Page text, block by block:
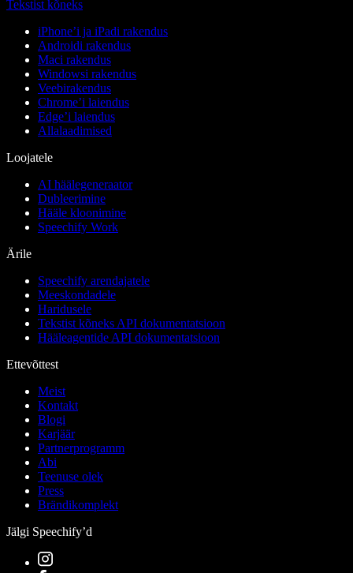
Tekstist kõneks
iPhone’i ja iPadi rakendus
Androidi rakendus
Maci rakendus
Windowsi rakendus
Veebirakendus
Chrome’i laiendus
Edge’i laiendus
Allalaadimised
Loojatele
AI häälegeneraator
Dubleerimine
Hääle kloonimine
Speechify Work
Ärile
Speechify arendajatele
Meeskondadele
Haridusele
Tekstist kõneks API dokumentatsioon
Hääleagentide API dokumentatsioon
Ettevõttest
Meist
Kontakt
Blogi
Karjäär
Partnerprogramm
Abi
Teenuse olek
Press
Brändikomplekt
Jälgi Speechify’d